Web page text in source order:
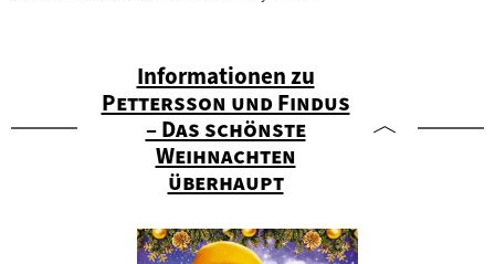
Informationen zu
"
Pettersson und Findus
– Das schönste
Weihnachten
überhaupt"